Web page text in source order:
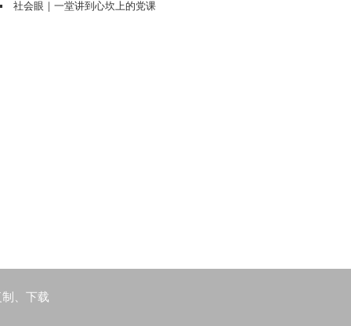
、下载